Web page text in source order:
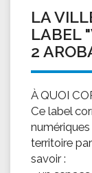
LA
LABEL
2
À QUOI
Ce label
territoire
savoir :